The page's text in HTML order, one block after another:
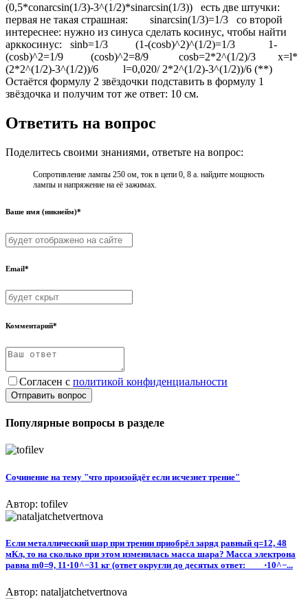
(0,5*conarcsin(1/3)-3^(1/2)*sinarcsin(1/3)) есть две штучки:
первая не такая страшная: sinarcsin(1/3)=1/3 со второй
интереснее: нужно из синуса сделать косинус, чтобы найти
арккосинус: sinb=1/3 (1-(cosb)^2)^(1/2)=1/3 1-
(cosb)^2=1/9 (cosb)^2=8/9 cosb=2*2^(1/2)/3 x=l*
(2*2^(1/2)-3^(1/2))/6 l=0,020/ 2*2^(1/2)-3^(1/2))/6 (**)
Остаётся формулу 2 звёздочки подставить в формулу 1
звёздочка и получим тот же ответ: 10 см.
Ответить на вопрос
Поделитесь своими знаниями, ответьте на вопрос:
Сопротивление лампы 250 ом, ток в цепи 0, 8 а. найдите мощность
лампы и напряжение на её зажимах.
Ваше имя (никнейм)*
Email*
Комментарий*
Согласен с политикой конфиденциальности
Отправить вопрос
Популярные вопросы в разделе
Сочинение на тему "что произойдёт если исчезнет трение"
Автор: tofilev
Если металлический шар при трении приобрёл заряд равный q=12, 48
мКл, то на сколько при этом изменилась масса шара? Масса электрона
равна m0=9, 11⋅10^−31 кг (ответ округли до десятых ответ: ___ ⋅10^−...
Автор: nataljatchetvertnova